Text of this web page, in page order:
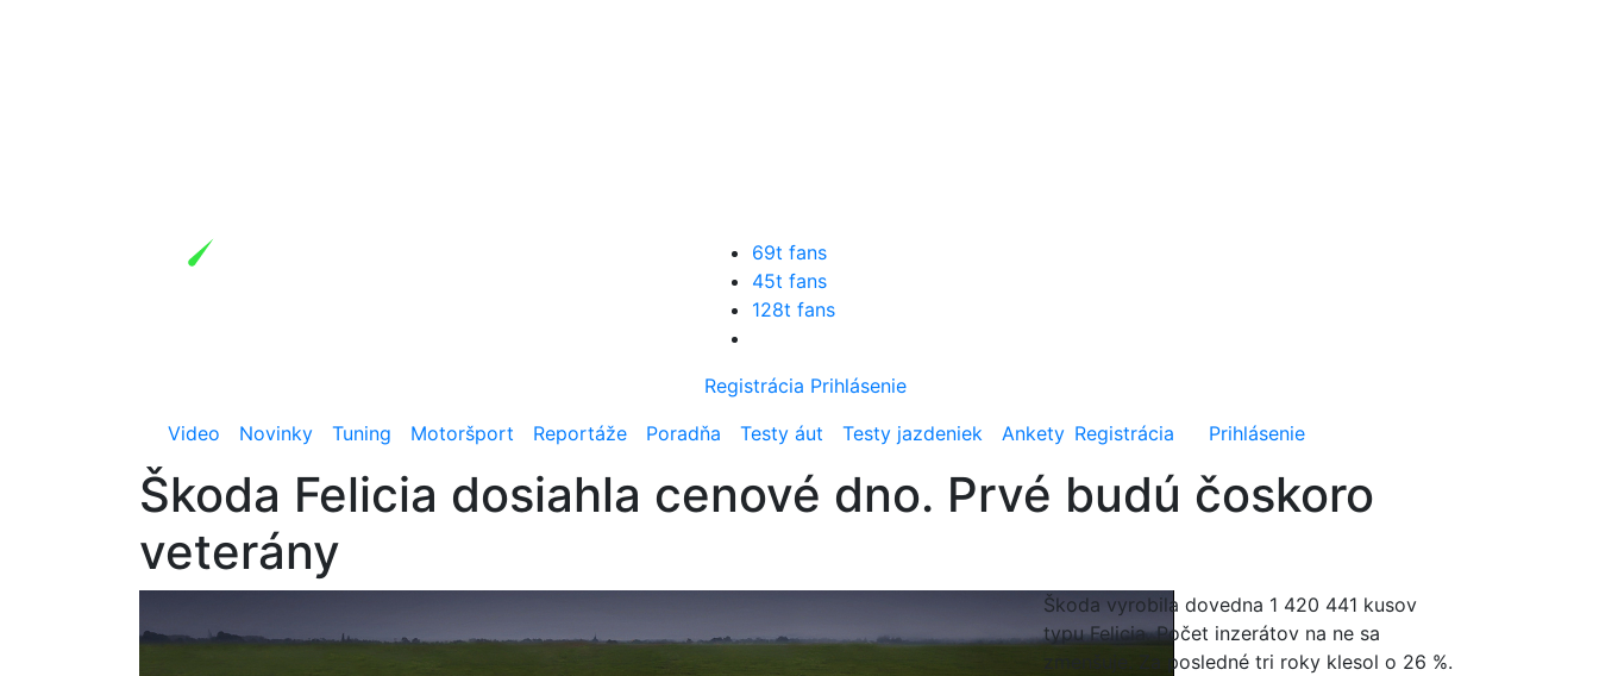
69t fans
45t fans
128t fans
Registrácia Prihlásenie
Video
Novinky Tuning Motoršport Reportáže Poradňa Testy áut Testy jazdeniek Ankety Registrácia Prihlásenie
Škoda Felicia dosiahla cenové dno. Prvé budú čoskoro
veterány
Škoda vyrobila dovedna 1 420 441 kusov
typu Felicia. Počet inzerátov na ne sa
zmenšuje. Za posledné tri roky klesol o 26 %.